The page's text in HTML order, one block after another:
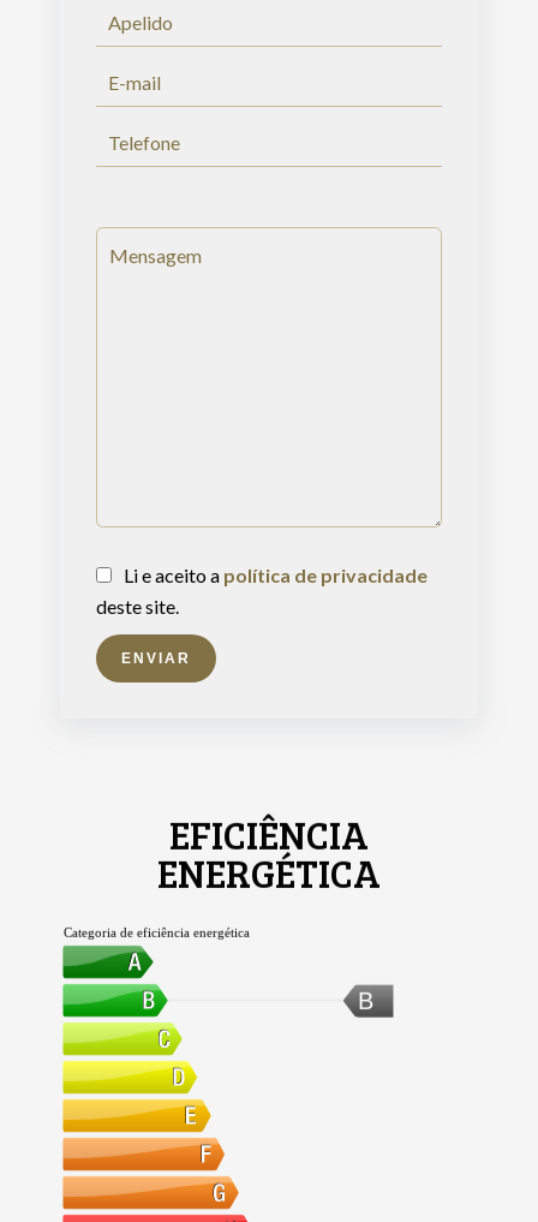
Li e aceito a política de privacidade
deste site.
ENVIAR
EFICIÊNCIA
ENERGÉTICA
B
Categoria de eficiência energética